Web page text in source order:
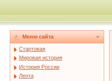
Меню сайта
Стартовая
Мировая история
История России
Лента